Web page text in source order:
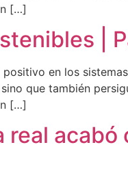
[…]
|
en los
que también
[…]